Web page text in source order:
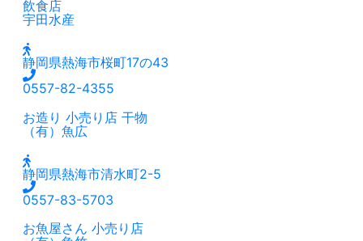
飲食店
宇田水産
静岡県熱海市桜町17の43
0557-82-4355
お造り 小売り店 干物
（有）魚広
静岡県熱海市清水町2-5
0557-83-5703
お魚屋さん 小売り店